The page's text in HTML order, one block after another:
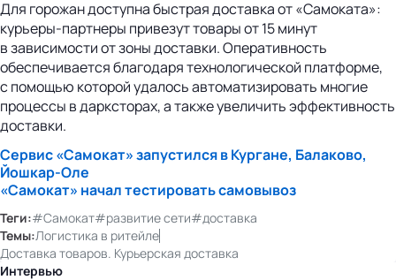
Для горожан доступна быстрая доставка от «Самоката»:
курьеры-партнеры привезут товары от 15 минут
в зависимости от зоны доставки. Оперативность
обеспечивается благодаря технологической платформе,
с помощью которой удалось автоматизировать многие
процессы в дарксторах, а также увеличить эффективность
доставки.
Сервис «Самокат» запустился в Кургане, Балаково,
Йошкар-Оле
«Самокат» начал тестировать самовывоз
Теги:#Самокат#развитие сети#доставка
Темы:Логистика в ритейле
Доставка товаров. Курьерская доставка
Интервью